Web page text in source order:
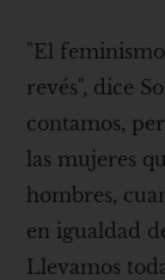
"El
revés", dice
contamos,
las mujeres
hombres,
en igualdad
Llevamos